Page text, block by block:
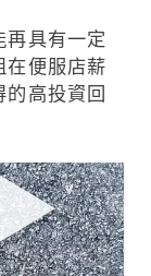
具有一定
在便服店薪
高投資回